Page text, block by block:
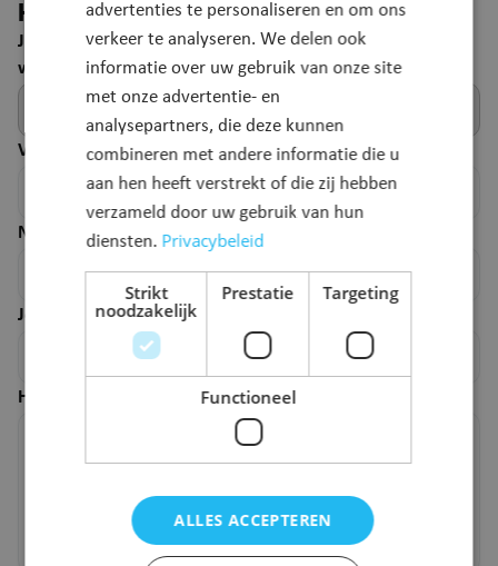
Heb je een vraag? Laat het ons weten!
Je feedback wordt automatisch gelinkt aan deze
webpagina.
Voornaam*
Naam
Je e-mailadres*
Hoe kunnen we deze pagina verbeteren?
advertenties te personaliseren en om ons
verkeer te analyseren. We delen ook
informatie over uw gebruik van onze site
met onze advertentie- en
analysepartners, die deze kunnen
combineren met andere informatie die u
aan hen heeft verstrekt of die zij hebben
verzameld door uw gebruik van hun
diensten. Privacybeleid
Strikt
noodzakelijk
Prestatie Targeting
Functioneel
ALLES ACCEPTEREN